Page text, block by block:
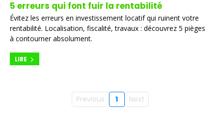
5 erreurs qui font fuir la rentabilité
Évitez les erreurs en investissement locatif qui ruinent votre
rentabilité. Localisation, fiscalité, travaux : découvrez 5 pièges
à contourner absolument.
LIRE
Previous 1 Next